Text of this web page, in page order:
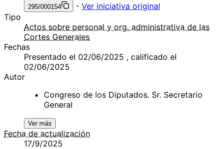
295/000154 - Ver iniciativa original
Tipo
Actos sobre personal y org. administrativa de las
Cortes Generales
Fechas
Presentado el 02/06/2025 , calificado el
02/06/2025
Autor
Congreso de los Diputados. Sr. Secretario
General
Ver más
Fecha de actualización
17/9/2025